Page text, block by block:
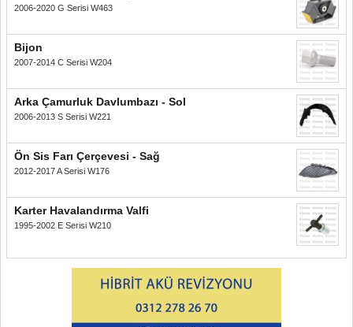
2006-2020 G Serisi W463
Bijon
2007-2014 C Serisi W204
Arka Çamurluk Davlumbazı - Sol
2006-2013 S Serisi W221
Ön Sis Farı Çerçevesi - Sağ
2012-2017 A Serisi W176
Karter Havalandırma Valfi
1995-2002 E Serisi W210